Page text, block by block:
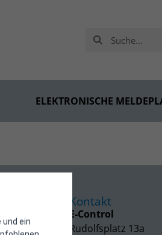
und ein
ELEKTRONISCHE
Kontakt
E-Control
Rudolfsplatz 13a